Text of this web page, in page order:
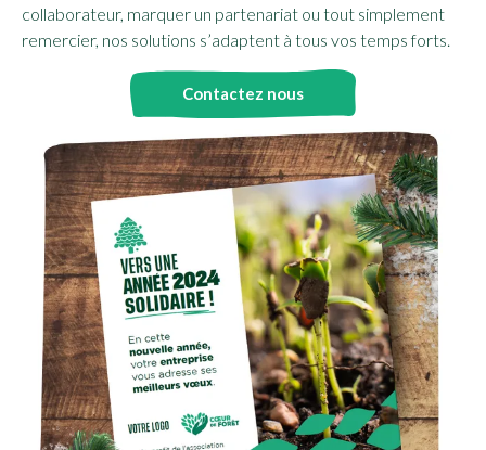
collaborateur, marquer un partenariat ou tout simplement
remercier, nos solutions s’adaptent à tous vos temps forts.
Contactez nous